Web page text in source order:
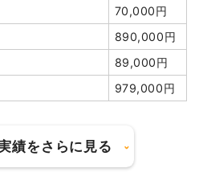
70,000円
890,000円
89,000円
979,000円
績をさらに見る